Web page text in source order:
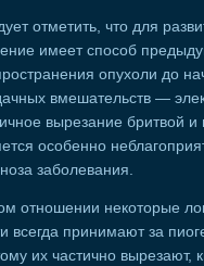
отметить, что для
имеет способ
опухоли до
вмешательств —
вырезание бритвой
особенно
заболевания.
отношении некоторые
всегда принимают за
их частично